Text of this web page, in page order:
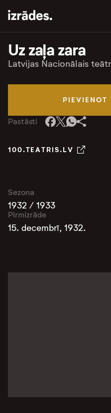
Uz zaļa zara
Latvijas Nacionālais
PIEVIENOT
Pastāsti
100.TEATRIS.LV
Sezona
1932 / 1933
Pirmizrāde
15. decembrī, 1932.